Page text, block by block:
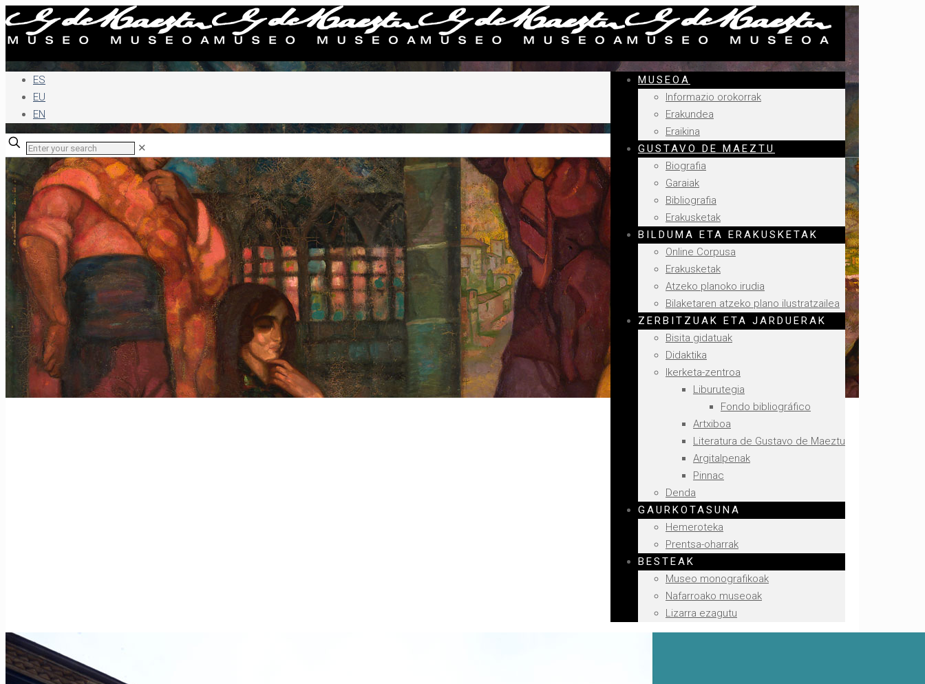
MUSEOA
Informazio orokorrak
Erakundea
Eraikina
GUSTAVO DE MAEZTU
Biografia
Garaiak
Bibliografia
Erakusketak
BILDUMA ETA ERAKUSKETAK
Online Corpusa
Erakusketak
Atzeko planoko irudia
Bilaketaren atzeko plano ilustratzailea
ZERBITZUAK ETA JARDUERAK
Bisita gidatuak
Didaktika
Ikerketa-zentroa
Liburutegia
Fondo bibliográfico
Artxiboa
Literatura de Gustavo de Maeztu
Argitalpenak
Pinnac
Denda
GAURKOTASUNA
Hemeroteka
Prentsa-oharrak
BESTEAK
Museo monografikoak
Nafarroako museoak
Lizarra ezagutu
ES
EU
EN
✕